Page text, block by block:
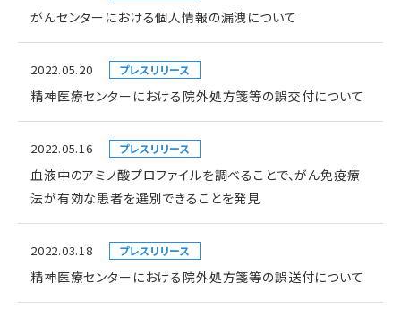
がんセンターにおける個人情報の漏洩について
2022.05.20 プレスリリース
精神医療センターにおける院外処方箋等の誤交付について
2022.05.16 プレスリリース
血液中のアミノ酸プロファイルを調べることで、がん免疫療
法が有効な患者を選別できることを発見
2022.03.18 プレスリリース
精神医療センターにおける院外処方箋等の誤送付について